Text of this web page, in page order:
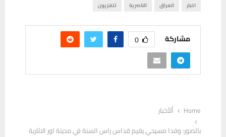
اخبار العراق الناصرية تلفزيون
مشاركة 0
Home
ألأخبار
بالصور: وفدا مسيحي يقيم قداس راس السنة في مدينة اور الاثارية